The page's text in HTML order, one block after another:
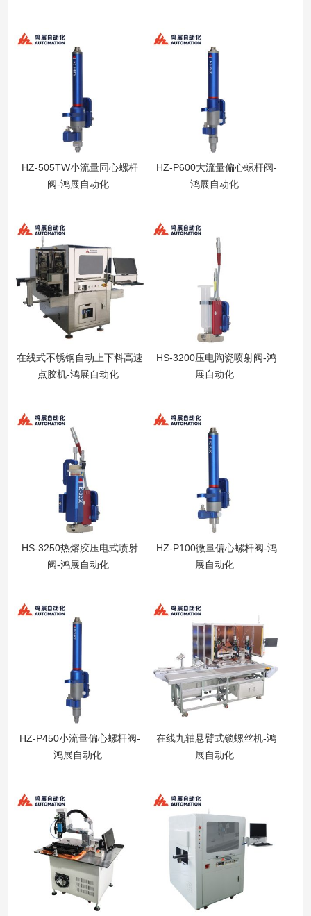
HZ-505TW小流量同心螺杆
阀-鸿展自动化
HZ-P600大流量偏心螺杆阀-
鸿展自动化
在线式不锈钢自动上下料高速
点胶机-鸿展自动化
HS-3200压电陶瓷喷射阀-鸿
展自动化
HS-3250热熔胶压电式喷射
阀-鸿展自动化
HZ-P100微量偏心螺杆阀-鸿
展自动化
HZ-P450小流量偏心螺杆阀-
鸿展自动化
在线九轴悬臂式锁螺丝机-鸿
展自动化